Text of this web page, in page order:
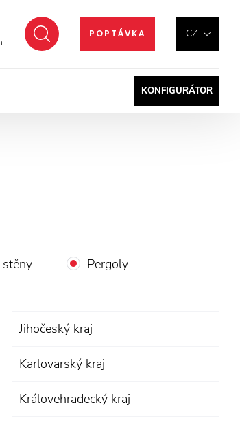
CZ
POPTÁVKA
Hledat
KONFIGURÁTOR
stěny Pergoly
Jihočeský kraj
Karlovarský kraj
Královehradecký kraj